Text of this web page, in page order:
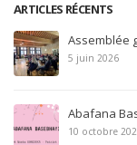
ARTICLES RÉCENTS
16 avril
Ay Ay
du